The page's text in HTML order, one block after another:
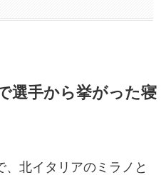
選手から挙がった寝
北イタリアのミラノと